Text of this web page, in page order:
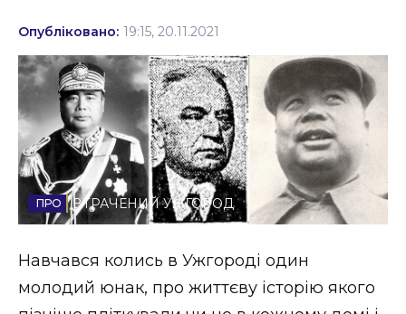
Політика
Соціум
Спорт
Стиль життя
Втрачений Ужгород
Втрачений Ужгород (відеоверсія)
Опубліковано: 19:15, 20.11.2021
ВТРАЧЕНИЙ УЖГОРОД
Навчався колись в Ужгороді один
молодий юнак, про життєву історію якого